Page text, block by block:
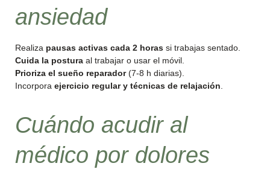
ansiedad
Realiza pausas activas cada 2 horas si trabajas sentado.
Cuida la postura al trabajar o usar el móvil.
Prioriza el sueño reparador(7-8 h diarias).
Incorpora ejercicio regular y técnicas de relajación
Cuándo acudir al
médico por dolores